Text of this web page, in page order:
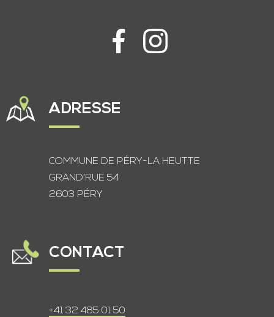
ADRESSE
COMMUNE DE PÉRY-LA HEUTTE
GRAND’RUE 54
2603 PÉRY
CONTACT
+41 32 485 01 50